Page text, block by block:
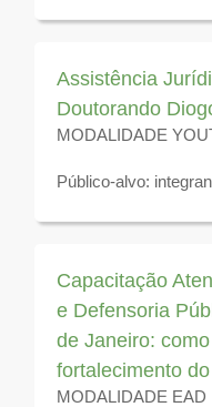
Disponível para
Assistência
Doutorando
MODALIDADE
Público-alvo:
Disponível para
Capacitação
e Defensoria
de Janeiro:
fortalecimento
MODALIDADE EAD